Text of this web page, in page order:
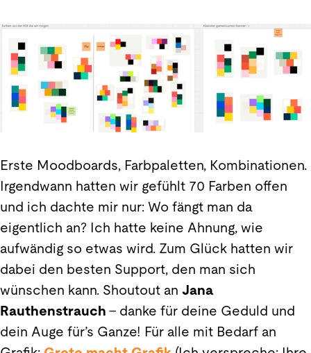
Erste Moodboards, Farbpaletten, Kombinationen.
Irgendwann hatten wir gefühlt 70 Farben offen
und ich dachte mir nur: Wo fängt man da
eigentlich an? Ich hatte keine Ahnung, wie
aufwändig so etwas wird. Zum Glück hatten wir
dabei den besten Support, den man sich
wünschen kann. Shoutout an Jana
Rauthenstrauch – danke für deine Geduld und
dein Auge für’s Ganze! Für alle mit Bedarf an